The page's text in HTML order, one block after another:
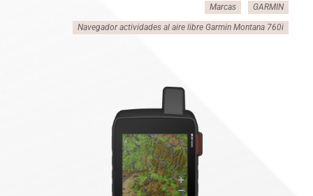
Marcas GARMIN
Navegador actividades al aire libre Garmin Montana 760i